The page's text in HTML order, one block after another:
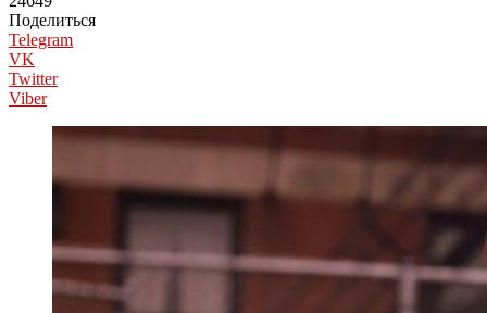
Поделиться
Telegram
VK
Twitter
Viber